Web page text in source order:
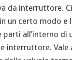
da interruttore.
un certo modo e
all’interno di
interruttore. Vale